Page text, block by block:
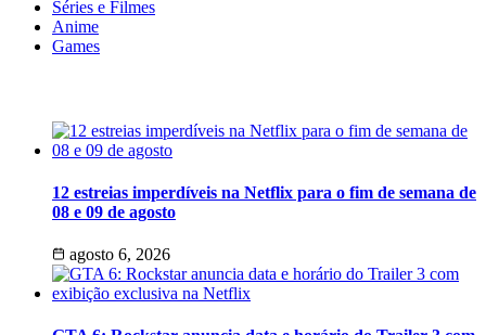
Séries e Filmes
Anime
Games
12 estreias imperdíveis na Netflix para o fim de semana de
08 e 09 de agosto
agosto 6, 2026